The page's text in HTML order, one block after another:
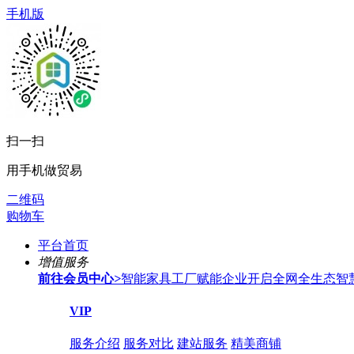
手机版
扫一扫
用手机做贸易
二维码
购物车
平台首页
增值服务
前往会员中心>智能家具工厂赋能企业开启全网全生态智
VIP
服务介绍 服务对比 建站服务 精美商铺